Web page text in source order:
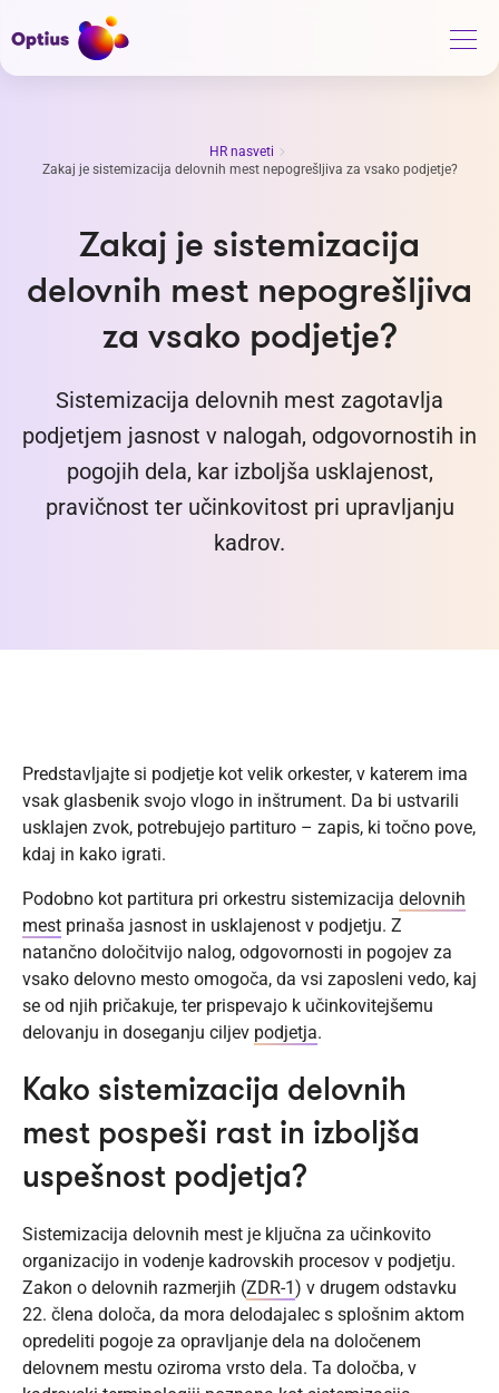
HR nasveti
Zakaj je sistemizacija delovnih mest nepogrešljiva za vsako podjetje?
Zakaj je sistemizacija
delovnih mest nepogrešljiva
za vsako podjetje?
Sistemizacija delovnih mest zagotavlja
podjetjem jasnost v nalogah, odgovornostih in
pogojih dela, kar izboljša usklajenost,
pravičnost ter učinkovitost pri upravljanju
kadrov.
Predstavljajte si podjetje kot velik orkester, v katerem ima
vsak glasbenik svojo vlogo in inštrument. Da bi ustvarili
usklajen zvok, potrebujejo partituro – zapis, ki točno pove,
kdaj in kako igrati.
Podobno kot partitura pri orkestru sistemizacija delovnih
mest prinaša jasnost in usklajenost v podjetju. Z
natančno določitvijo nalog, odgovornosti in pogojev za
vsako delovno mesto omogoča, da vsi zaposleni vedo, kaj
se od njih pričakuje, ter prispevajo k učinkovitejšemu
delovanju in doseganju ciljev podjetja.
Kako sistemizacija delovnih
mest pospeši rast in izboljša
uspešnost podjetja?
Sistemizacija delovnih mest je ključna za učinkovito
organizacijo in vodenje kadrovskih procesov v podjetju.
Zakon o delovnih razmerjih (ZDR-1) v drugem odstavku
22. člena določa, da mora delodajalec s splošnim aktom
opredeliti pogoje za opravljanje dela na določenem
delovnem mestu oziroma vrsto dela. Ta določba, v